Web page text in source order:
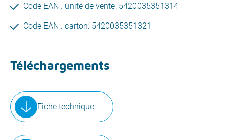
Code EAN . unité de vente: 5420035351314
Code EAN . carton: 5420035351321
Téléchargements
Fiche technique